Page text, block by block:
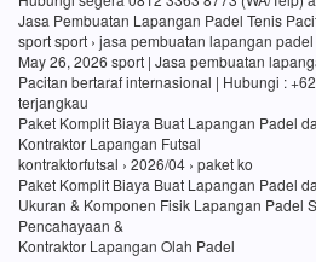
Jasa Pembuatan Lapangan Padel Tenis
sport sport › jasa pembuatan lapangan padel
May 26, 2026 sport | Jasa pembuatan
Pacitan bertaraf internasional | Hubungi :
terjangkau
Paket Komplit Biaya Buat Lapangan Padel
Kontraktor Lapangan Futsal
kontraktorfutsal › 2026/04 › paket ko
Paket Komplit Biaya Buat Lapangan Padel
Ukuran & Komponen Fisik Lapangan Padel
Pencahayaan &
Kontraktor Lapangan Olah Padel